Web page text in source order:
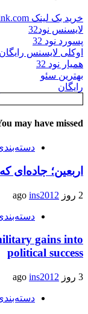
خرید بک لینک behtarinbacklink.com
لایسنس نود32
پسورد نود 32
اوکلی لایسنس رایگان
همیار نود 32
بهترین سئو
رایگان
may have missed
اربعین؛ جاده‌ای
2 روز ago ins2012
gains into
political success
3 روز ago ins2012